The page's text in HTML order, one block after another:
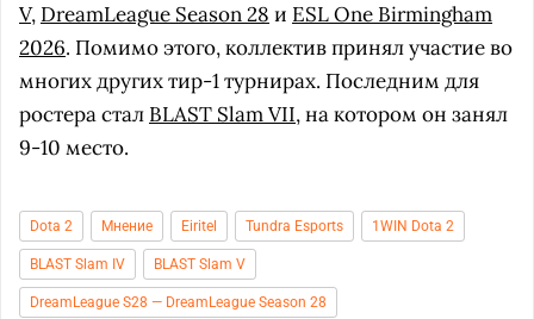
V, DreamLeague Season 28 и ESL One Birmingham
2026. Помимо этого, коллектив принял участие во
многих других тир-1 турнирах. Последним для
ростера стал BLAST Slam VII, на котором он занял
9-10 место.
Dota 2 Мнение Eiritel Tundra Esports 1WIN Dota 2
BLAST Slam IV BLAST Slam V
DreamLeague S28 — DreamLeague Season 28